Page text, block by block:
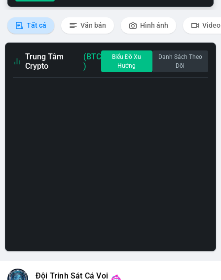
Tất cả Văn bản Hình ảnh Video
Trung Tâm
Crypto
(BTC
)
Biểu Đồ Xu
Hướng
Danh Sách Theo
Dõi
Đội Trinh Sát Cá Voi